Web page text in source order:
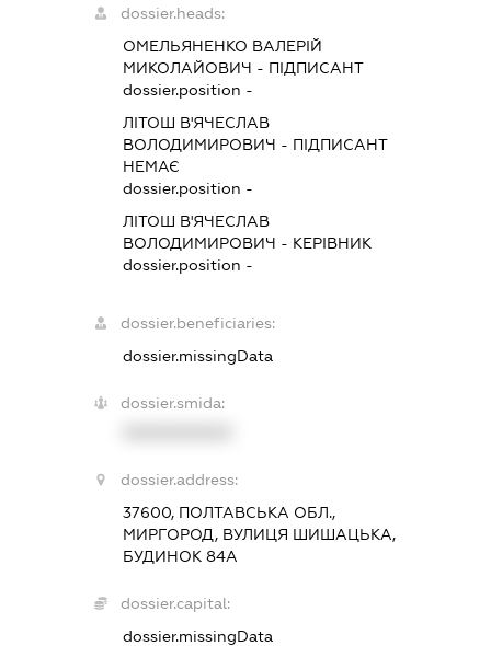
dossier.heads:
ОМЕЛЬЯНЕНКО ВАЛЕРІЙ
МИКОЛАЙОВИЧ - ПІДПИСАНТ
dossier.position -
ЛІТОШ В'ЯЧЕСЛАВ
ВОЛОДИМИРОВИЧ - ПІДПИСАНТ
НЕМАЄ
dossier.position -
ЛІТОШ В'ЯЧЕСЛАВ
ВОЛОДИМИРОВИЧ - КЕРІВНИК
dossier.position -
dossier.beneficiaries:
dossier.missingData
dossier.smida:
dossier.address:
37600, ПОЛТАВСЬКА ОБЛ.,
МИРГОРОД, ВУЛИЦЯ ШИШАЦЬКА,
БУДИНОК 84А
dossier.capital:
dossier.missingData